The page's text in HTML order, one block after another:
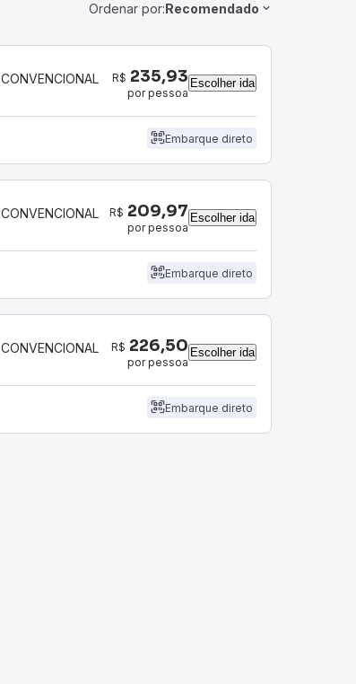
Ordenar por:Recomendado
CONVENCIONAL R$ 235,93
por pessoa
Escolher ida
Embarque direto
CONVENCIONAL R$ 209,97
por pessoa
Escolher ida
Embarque direto
CONVENCIONAL R$ 226,50
por pessoa
Escolher ida
Embarque direto